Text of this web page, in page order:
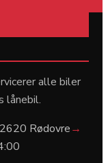
alle biler
lånebil.
Rødovre→